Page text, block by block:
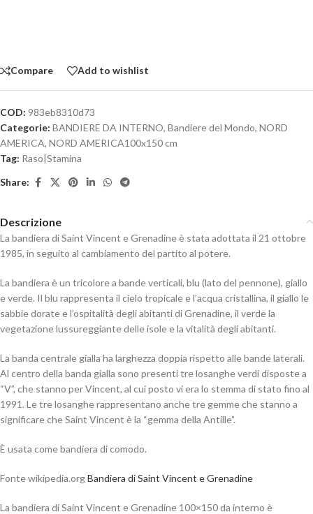
Compare Add to wishlist
COD: 983eb8310d73
Categorie: BANDIERE DA INTERNO, Bandiere del Mondo, NORD
AMERICA, NORD AMERICA100x150 cm
Tag: Raso|Stamina
Share:
Descrizione
La bandiera di Saint Vincent e Grenadine è stata adottata il 21 ottobre
1985, in seguito al cambiamento del partito al potere.
La bandiera è un tricolore a bande verticali, blu (lato del pennone), giallo
e verde. Il blu rappresenta il cielo tropicale e l’acqua cristallina, il giallo le
sabbie dorate e l’ospitalità degli abitanti di Grenadine, il verde la
vegetazione lussureggiante delle isole e la vitalità degli abitanti.
La banda centrale gialla ha larghezza doppia rispetto alle bande laterali.
Al centro della banda gialla sono presenti tre losanghe verdi disposte a
“V”, che stanno per Vincent, al cui posto vi era lo stemma di stato fino al
1991. Le tre losanghe rappresentano anche tre gemme che stanno a
significare che Saint Vincent è la “gemma della Antille”.
È usata come bandiera di comodo.
Fonte wikipedia.orgBandiera di Saint Vincent e Grenadine
La bandiera di Saint Vincent e Grenadine 100×150 da interno è